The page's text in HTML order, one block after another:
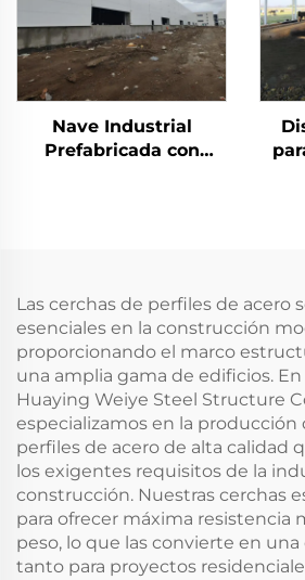
Nave Industrial
Prefabricada con
Las cerchas de perfiles de acero
esenciales en la construcción
proporcionando el marco
una amplia gama de edificios.
Huaying Weiye Steel Structure
especializamos en la producción
perfiles de acero de alta calidad
los exigentes requisitos de la
construcción. Nuestras cerchas
para ofrecer máxima resistencia
peso, lo que las convierte en
tanto para proyectos